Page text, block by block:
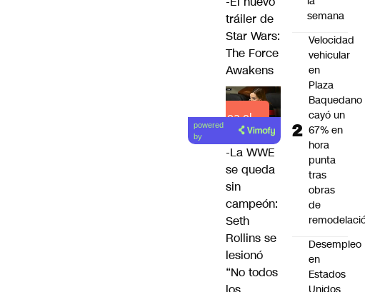
tráiler de
Star Wars:
The Force
Awakens
Lea el
artículo
powered
by
-La WWE
se queda
sin
campeón:
Seth
Rollins se
lesionó
“No todos
semana
Velocidad
vehicular
en
Plaza
Baquedano
cayó un
67% en
hora
punta
tras
obras
de
Desempleo
en
Estados